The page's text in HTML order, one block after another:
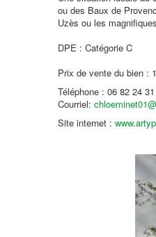
ou des Baux de
Uzès ou les
DPE : Catégorie C
Prix de vente du bien :
Téléphone : 06 82 24
Courriel:
Site internet :